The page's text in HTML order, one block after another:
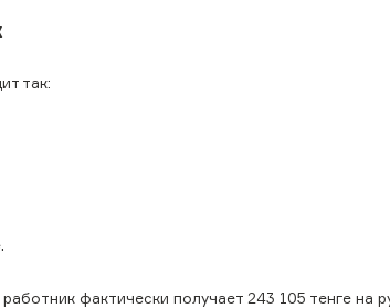
так:
фактически получает 243 105 тенге на